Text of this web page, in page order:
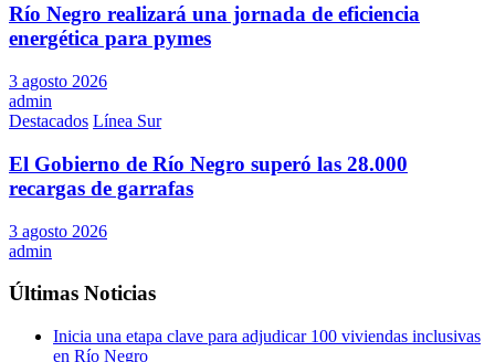
Río Negro realizará una jornada de eficiencia
energética para pymes
3 agosto 2026
admin
Destacados Línea Sur
El Gobierno de Río Negro superó las 28.000
recargas de garrafas
3 agosto 2026
admin
Últimas Noticias
Inicia una etapa clave para adjudicar 100 viviendas inclusivas
en Río Negro